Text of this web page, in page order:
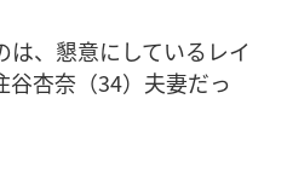
、懇意にしているレイ
谷杏奈（34）夫妻だっ